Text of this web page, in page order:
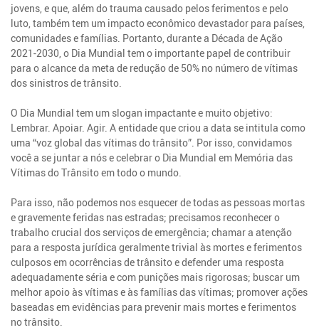
jovens, e que, além do trauma causado pelos ferimentos e pelo
luto, também tem um impacto econômico devastador para países,
comunidades e famílias. Portanto, durante a Década de Ação
2021-2030, o Dia Mundial tem o importante papel de contribuir
para o alcance da meta de redução de 50% no número de vítimas
dos sinistros de trânsito.
O Dia Mundial tem um slogan impactante e muito objetivo:
Lembrar. Apoiar. Agir. A entidade que criou a data se intitula como
uma “voz global das vítimas do trânsito”. Por isso, convidamos
você a se juntar a nós e celebrar o Dia Mundial em Memória das
Vítimas do Trânsito em todo o mundo.
Para isso, não podemos nos esquecer de todas as pessoas mortas
e gravemente feridas nas estradas; precisamos reconhecer o
trabalho crucial dos serviços de emergência; chamar a atenção
para a resposta jurídica geralmente trivial às mortes e ferimentos
culposos em ocorrências de trânsito e defender uma resposta
adequadamente séria e com punições mais rigorosas; buscar um
melhor apoio às vítimas e às famílias das vítimas; promover ações
baseadas em evidências para prevenir mais mortes e ferimentos
no trânsito.